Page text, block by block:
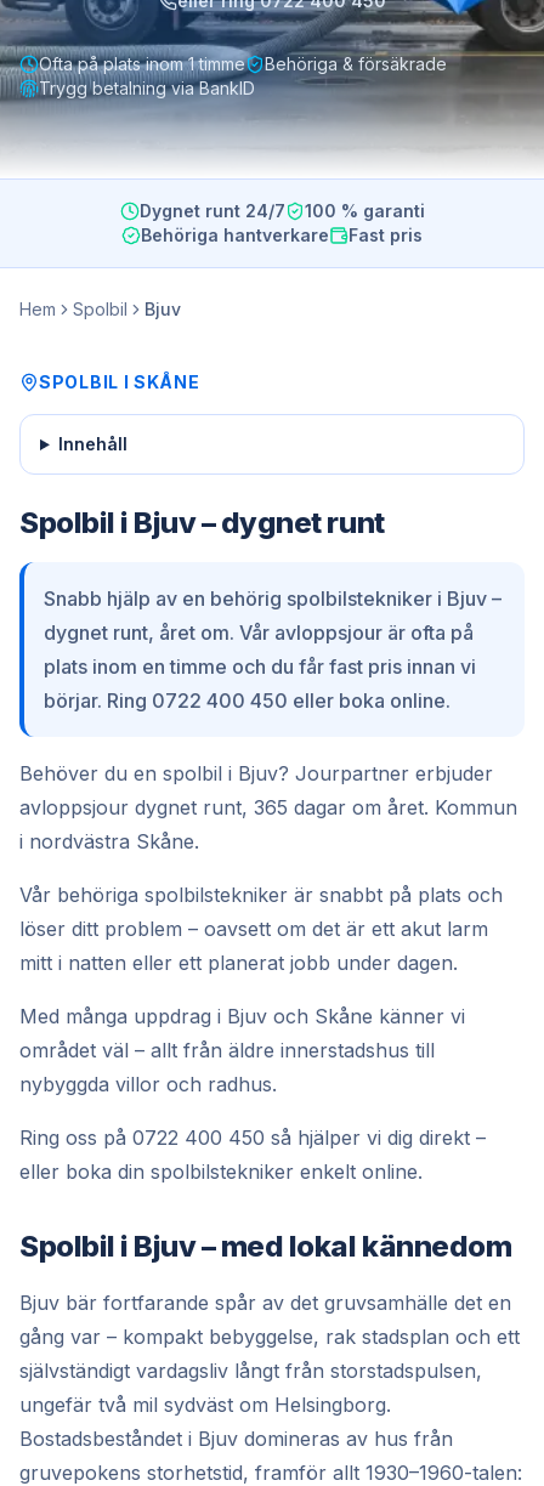
Ofta på plats inom 1 timme
Behöriga & försäkrade
Trygg betalning via BankID
Dygnet runt 24/7
100 % garanti
Behöriga hantverkare
Fast pris
Hem Spolbil Bjuv
SPOLBIL ISKÅNE
Innehåll
Spolbil i Bjuv – dygnet runt
Snabb hjälp av en behörig spolbilstekniker i Bjuv –
dygnet runt, året om. Vår avloppsjour är ofta på
plats inom en timme och du får fast pris innan vi
börjar. Ring 0722 400 450 eller boka online.
Behöver du en spolbil i Bjuv? Jourpartner erbjuder
avloppsjour dygnet runt, 365 dagar om året. Kommun
i nordvästra Skåne.
Vår behöriga spolbilstekniker är snabbt på plats och
löser ditt problem – oavsett om det är ett akut larm
mitt i natten eller ett planerat jobb under dagen.
Med många uppdrag i Bjuv och Skåne känner vi
området väl – allt från äldre innerstadshus till
nybyggda villor och radhus.
Ring oss på 0722 400 450 så hjälper vi dig direkt –
eller boka din spolbilstekniker enkelt online.
Spolbil i Bjuv – med lokal kännedom
Bjuv bär fortfarande spår av det gruvsamhälle det en
gång var – kompakt bebyggelse, rak stadsplan och ett
självständigt vardagsliv långt från storstadspulsen,
ungefär två mil sydväst om Helsingborg.
Bostadsbeståndet i Bjuv domineras av hus från
gruvepokens storhetstid, framför allt 1930–1960-talen: